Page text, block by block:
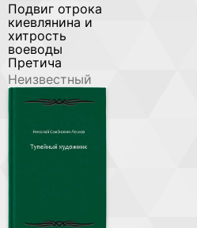
Подвиг отрока
киевлянина и
хитрость
воеводы
Претича
Неизвестный